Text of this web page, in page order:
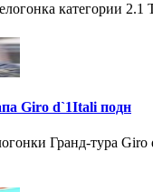
категории
Giro d`1Itali подн
Гранд-тура